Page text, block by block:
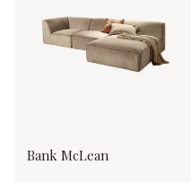
Bank McLean